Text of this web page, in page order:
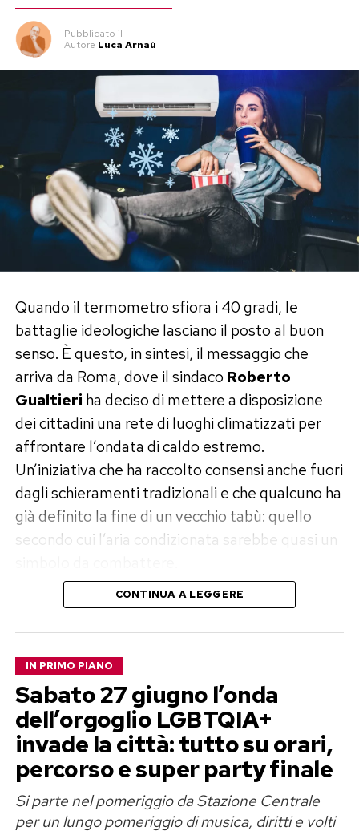
Pubblicato il
Autore Luca Arnaù
Quando il termometro sfiora i 40 gradi, le
battaglie ideologiche lasciano il posto al buon
senso. È questo, in sintesi, il messaggio che
arriva da Roma, dove il sindaco Roberto
Gualtieri ha deciso di mettere a disposizione
dei cittadini una rete di luoghi climatizzati per
affrontare l’ondata di caldo estremo.
Un’iniziativa che ha raccolto consensi anche fuori
dagli schieramenti tradizionali e che qualcuno ha
già definito la fine di un vecchio tabù: quello
secondo cui l’aria condizionata sarebbe quasi un
Cinema gratis e sale climatizzate
nelle ore più calde
Il piano predisposto dal Campidoglio prevede
l’apertura gratuita diundici cinemadurante le
ore più torride della giornata. Ai grandi schermi
si aggiungono biblioteche, teatri e altri spazi
pubblici climatizzati, trasformati per
l’occasione in veri e propri rifugi contro il caldo.
L’obiettivo è semplice: offrire un luogo fresco e
CONTINUA A LEGGERE
IN PRIMO PIANO
Sabato 27 giugno l’onda
dell’orgoglio LGBTQIA+
invade la città: tutto su orari,
percorso e super party finale
Si parte nel pomeriggio da Stazione Centrale
per un lungo pomeriggio di musica, diritti e volti